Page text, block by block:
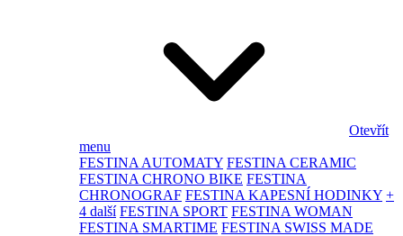
Otevřít
menu
FESTINA AUTOMATY FESTINA CERAMIC
FESTINA CHRONO BIKE FESTINA
CHRONOGRAF FESTINA KAPESNÍ HODINKY +
4 další FESTINA SPORT FESTINA WOMAN
FESTINA SMARTIME FESTINA SWISS MADE